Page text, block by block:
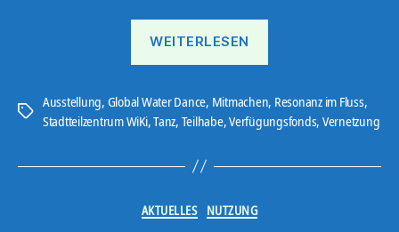
WEITERLESEN
Schlagwörter
Ausstellung, Global Water Dance, Mitmachen, Resonanz im Fluss,
Stadtteilzentrum WiKi,Tanz, Teilhabe,Verfügungsfonds, Vernetzung
Kategorien
AKTUELLES NUTZUNG